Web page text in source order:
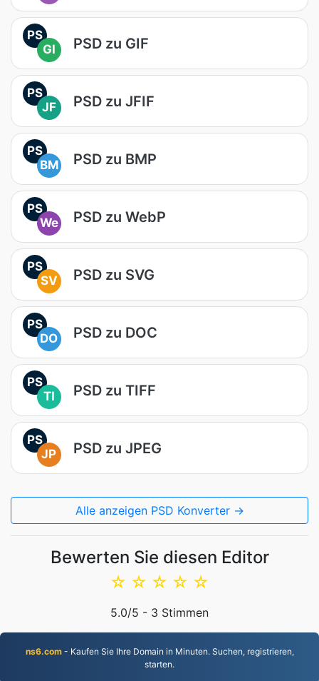
PS
GI
PSD zu GIF
PS
JF
PSD zu JFIF
PS
BM
PSD zu BMP
PS
We
PSD zu WebP
PS
SV
PSD zu SVG
PS
DO
PSD zu DOC
PS
TI
PSD zu TIFF
PS
JP
PSD zu JPEG
Alle anzeigen PSD Konverter →
Bewerten Sie diesen Editor
☆
☆
☆
☆
☆
5.0/5 - 3 Stimmen
ns6.com- Kaufen Sie Ihre Domain in Minuten. Suchen, registrieren,
starten.